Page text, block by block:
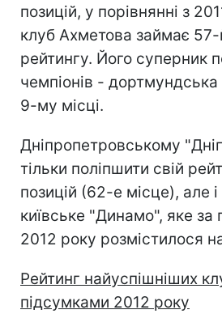
позицій, у порівнянні з
клуб Ахметова займає
рейтингу. Його суперник
чемпіонів -
9-му місці.
Дніпропетровському
тільки поліпшити свій
позицій (62-е місце), але
київське "Динамо", яке за
2012 року розмістилося
Рейтинг найуспішніших
підсумками 2012 року